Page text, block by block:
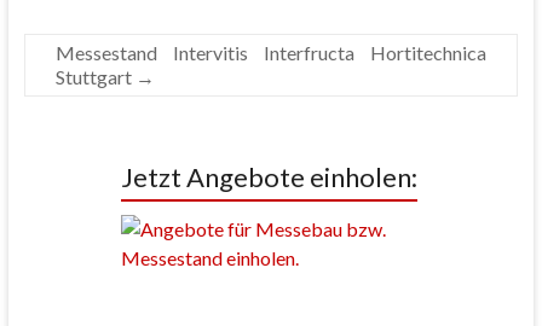
Messestand Intervitis Interfructa Hortitechnica
Stuttgart →
Jetzt Angebote einholen: